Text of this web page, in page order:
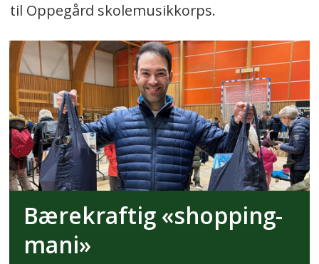
til Oppegård skolemusikkorps.
Bærekraftig «shopping-
mani»